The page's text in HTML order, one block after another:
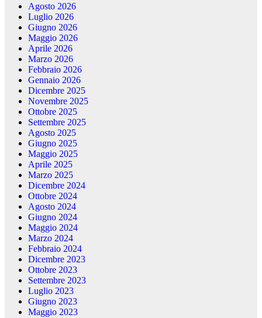
Agosto 2026
Luglio 2026
Giugno 2026
Maggio 2026
Aprile 2026
Marzo 2026
Febbraio 2026
Gennaio 2026
Dicembre 2025
Novembre 2025
Ottobre 2025
Settembre 2025
Agosto 2025
Giugno 2025
Maggio 2025
Aprile 2025
Marzo 2025
Dicembre 2024
Ottobre 2024
Agosto 2024
Giugno 2024
Maggio 2024
Marzo 2024
Febbraio 2024
Dicembre 2023
Ottobre 2023
Settembre 2023
Luglio 2023
Giugno 2023
Maggio 2023